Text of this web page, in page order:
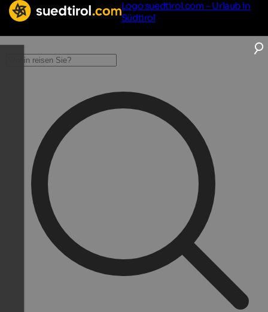
Logo suedtirol.com - Urlaub in
Südtirol